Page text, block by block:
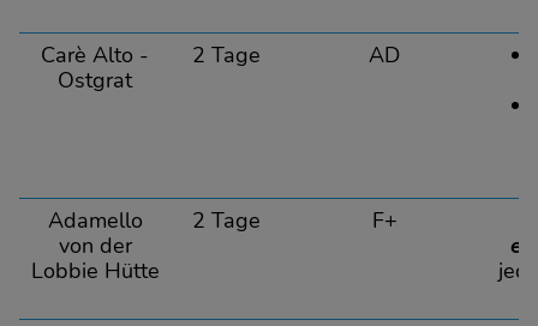
Carè Alto -
Ostgrat
2 Tage AD
Adamello
von der
Lobbie Hütte
2 Tage F+